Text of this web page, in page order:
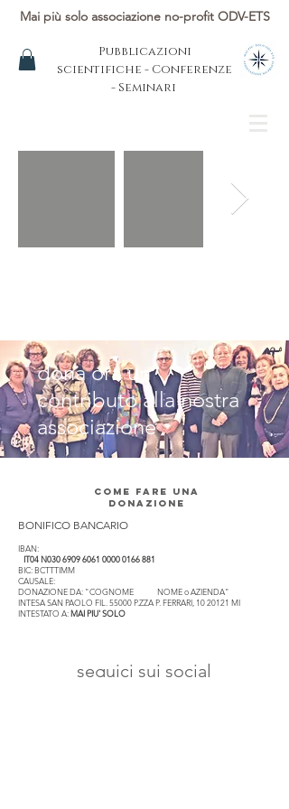
Mai più solo associazione no-profit ODV-ETS
Pubblicazioni
scientifiche - Conferenze
- Seminari
dona ora un
contributo alla nostra
associazione
COME FARE UNA
DONAZIONE
BONIFICO BANCARIO
IBAN:
IT04 N0306909 6061 0000 0166881
BIC: BCTTTIMM
CAUSALE:
DONAZIONE DA: "COGNOME NOME o AZIENDA"
INTESA SAN PAOLO FIL. 55000 P.ZZA P. FERRARI, 10 20121 MI
INTESTATO A:MAI PIU' SOLO
seguici sui social